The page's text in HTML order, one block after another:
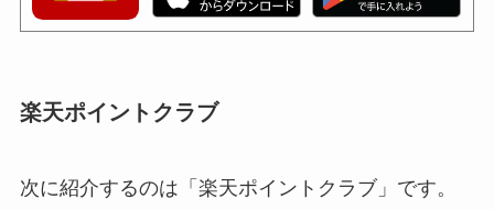
楽天ポイントクラブ
次に紹介するのは「楽天ポイントクラブ」です。